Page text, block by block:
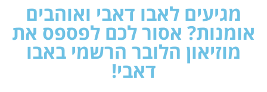
מגיעים לאבו דאבי ואוהבים
אומנות? אסור לכם לפספס את
מוזיאון הלובר הרשמי באבו
דאבי!